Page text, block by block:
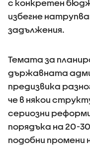
с конкретен
избегне
задължения.
Темата за
държавната
предизвика
че в някои
сериозни
порядъка на 20-
подобни промени